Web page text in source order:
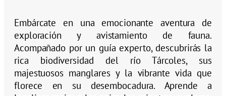
Embárcate en una emocionante aventura de
exploración y avistamiento de fauna.
Acompañado por un guía experto, descubrirás la
rica biodiversidad del río Tárcoles, sus
majestuosos manglares y la vibrante vida que
florece en su desembocadura. Aprende a